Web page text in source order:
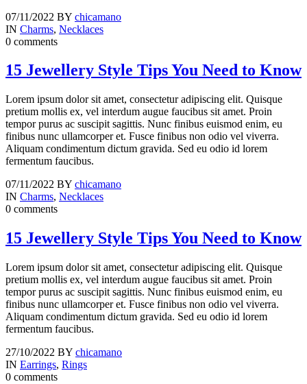
07/11/2022 BY chicamano
IN Charms, Necklaces
0 comments
15 Jewellery Style Tips You Need to Know
Lorem ipsum dolor sit amet, consectetur adipiscing elit. Quisque
pretium mollis ex, vel interdum augue faucibus sit amet. Proin
tempor purus ac suscipit sagittis. Nunc finibus euismod enim, eu
finibus nunc ullamcorper et. Fusce finibus non odio vel viverra.
Aliquam condimentum dictum gravida. Sed eu odio id lorem
fermentum faucibus.
07/11/2022 BY chicamano
IN Charms, Necklaces
0 comments
15 Jewellery Style Tips You Need to Know
Lorem ipsum dolor sit amet, consectetur adipiscing elit. Quisque
pretium mollis ex, vel interdum augue faucibus sit amet. Proin
tempor purus ac suscipit sagittis. Nunc finibus euismod enim, eu
finibus nunc ullamcorper et. Fusce finibus non odio vel viverra.
Aliquam condimentum dictum gravida. Sed eu odio id lorem
fermentum faucibus.
27/10/2022 BY chicamano
IN Earrings, Rings
0 comments